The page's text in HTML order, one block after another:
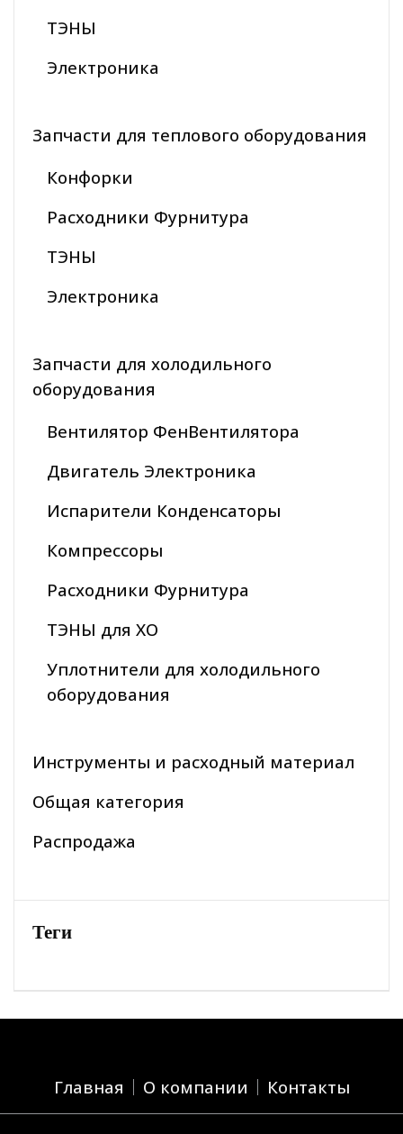
ТЭНЫ
Электроника
Запчасти для теплового оборудования
Конфорки
Расходники Фурнитура
ТЭНЫ
Электроника
Запчасти для холодильного
оборудования
Вентилятор ФенВентилятора
Двигатель Электроника
Испарители Конденсаторы
Компрессоры
Расходники Фурнитура
ТЭНЫ для ХО
Уплотнители для холодильного
оборудования
Инструменты и расходный материал
Общая категория
Распродажа
Теги
Главная О компании Контакты